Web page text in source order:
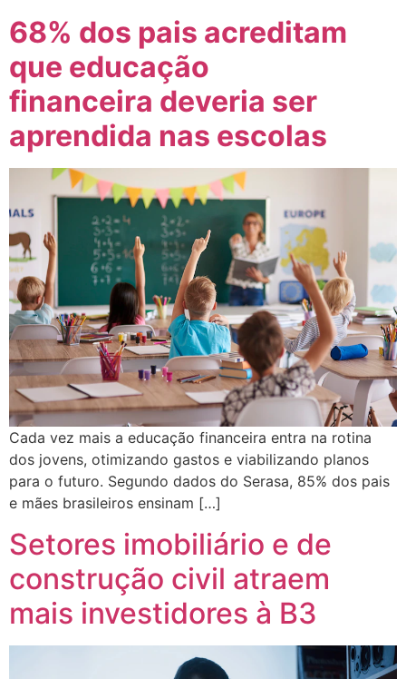
68% dos pais acreditam
que educação
financeira deveria ser
aprendida nas escolas
Cada vez mais a educação financeira entra na rotina
dos jovens, otimizando gastos e viabilizando planos
para o futuro. Segundo dados do Serasa, 85% dos pais
e mães brasileiros ensinam […]
Setores imobiliário e de
construção civil atraem
mais investidores à B3